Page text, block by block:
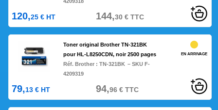
120,25 € HT 144,30€TTC
Toner original Brother TN-321BK
pour HL-L8250CDN, noir 2500 pages
Réf. Brother :TN-321BK – SKU F-
4209319
EN ARRIVAGE
79,13 € HT 94,96€TTC